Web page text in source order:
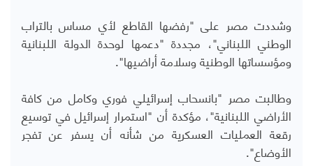
وشددت مصر على "رفضها القاطع لأي مساس بالتراب
الوطني اللبناني"، مجددة "دعمها لوحدة الدولة اللبنانية
ومؤسساتها الوطنية وسلامة أراضيها".
وطالبت مصر "بانسحاب إسرائيلي فوري وكامل من كافة
الأراضي اللبنانية"، مؤكدة أن "استمرار إسرائيل في توسيع
رقعة العمليات العسكرية من شأنه أن يسفر عن تفجر
الأوضاع".